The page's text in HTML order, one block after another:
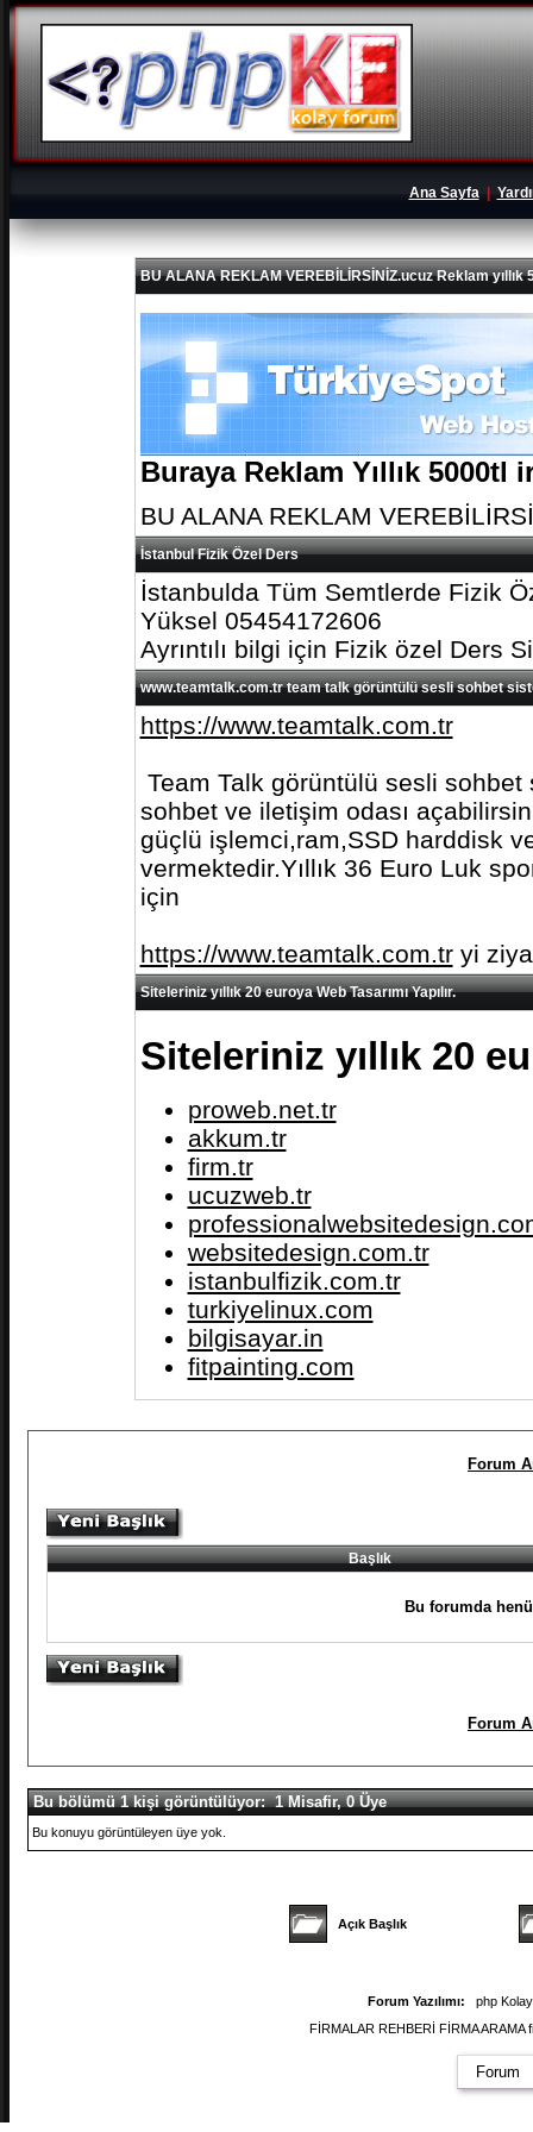
Ana Sayfa|
BU ALANA REKLAM VEREBİLİRSİNİZ.ucuz Reklam yıllık
Buraya Reklam Yıllık
BU ALANA REKLAM
İstanbul Fizik Özel Ders
İstanbulda Tüm Semtlerde Fizik
Yüksel 05454172606
Ayrıntılı bilgi için Fizik özel Ders
www.teamtalk.com.tr team talk görüntülü sesli sohbet
https://www.teamtalk.com.tr
Team Talk görüntülü sesli
sohbet ve iletişim odası
güçlü işlemci,ram,SSD harddisk
vermektedir.Yıllık 36 Euro Luk
için
https://www.teamtalk.com.tryi
Siteleriniz yıllık 20 euroya Web Tasarımı Yapılır.
Siteleriniz yıllık 20
proweb.net.tr
akkum.tr
firm.tr
ucuzweb.tr
websitedesign.com.tr
istanbulfizik.com.tr
turkiyelinux.com
bilgisayar.in
fitpainting.com
Forum
Başlık
Bu forumda
Forum
Bu bölümü 1 kişi görüntülüyor: 1 Misafir, 0 Üye
Bu konuyu görüntüleyen üye yok.
Açık Başlık
Forum Yazılımı:
php
FİRMALAR REHBERİ FİRMA
Forum